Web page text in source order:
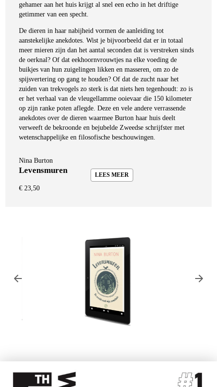
Nina Burton
Levensmuren
€23,50
LEES MEER
gehamer aan het huis krijgt al snel een echo in het driftige
getimmer van een specht.
De dieren in haar nabijheid vormen de aanleiding tot
aanstekelijke anekdotes. Wist je bijvoorbeeld dat er in totaal
meer mieren zijn dan het aantal seconden dat is verstreken sinds
de oerknal? Of dat eekhoornvrouwtjes na elke voeding de
buikjes van hun zuigelingen likken en masseren, om zo de
spijsvertering op gang te houden? Of dat de zucht naar het
zuiden van trekvogels zo sterk is dat niets hen tegenhoudt: zo is
er het verhaal van de vleugellamme ooievaar die 150 kilometer
op zijn ranke poten aflegde. Deze en vele andere verrassende
anekdotes over de dieren waarmee Burton haar huis deelt
verweeft de bekroonde en bejubelde Zweedse schrijfster met
wetenschappelijke en filosofische beschouwingen.
Nina Burton
Levensmuren
€ 23,50
LEES MEER
Nina Burton